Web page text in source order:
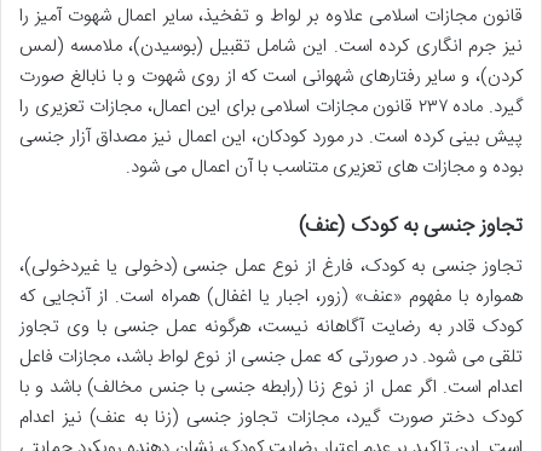
قانون مجازات اسلامی علاوه بر لواط و تفخیذ، سایر اعمال شهوت آمیز را
نیز جرم انگاری کرده است. این شامل تقبیل (بوسیدن)، ملامسه (لمس
کردن)، و سایر رفتارهای شهوانی است که از روی شهوت و با نابالغ صورت
گیرد. ماده ۲۳۷ قانون مجازات اسلامی برای این اعمال، مجازات تعزیری را
پیش بینی کرده است. در مورد کودکان، این اعمال نیز مصداق آزار جنسی
بوده و مجازات های تعزیری متناسب با آن اعمال می شود.
تجاوز جنسی به کودک (عنف)
تجاوز جنسی به کودک، فارغ از نوع عمل جنسی (دخولی یا غیردخولی)،
همواره با مفهوم «عنف» (زور، اجبار یا اغفال) همراه است. از آنجایی که
کودک قادر به رضایت آگاهانه نیست، هرگونه عمل جنسی با وی تجاوز
تلقی می شود. در صورتی که عمل جنسی از نوع لواط باشد، مجازات فاعل
اعدام است. اگر عمل از نوع زنا (رابطه جنسی با جنس مخالف) باشد و با
کودک دختر صورت گیرد، مجازات تجاوز جنسی (زنا به عنف) نیز اعدام